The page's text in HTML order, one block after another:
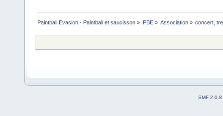
Paintball Evasion - Paintball et saucisson » PBE» Association» concert,
SMF 2.0.8